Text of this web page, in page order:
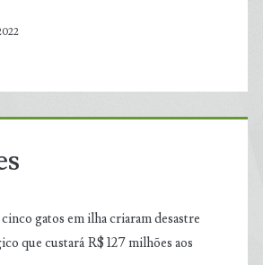
gatos em ilha criaram desastre
que custará R$ 127 milhões aos